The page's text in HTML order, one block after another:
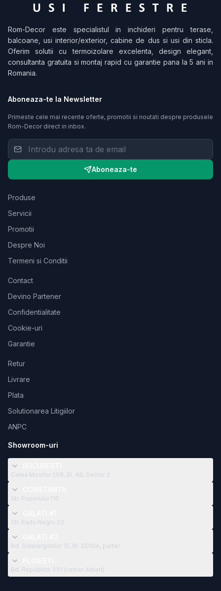
Rom-Decor este specialistul in inchideri pentru terase,
balcoane, usi interior/exterior, cabine de dus si usi din sticla.
Oferim solutii cu termoizolare excelenta, design elegant,
consultanta gratuita si montaj rapid cu garantie pana la 5 ani in
Romania.
Aboneaza-te la Newsletter
Primeste cele mai recente oferte, promotii si noutati despre produsele
Rom-Decordirect in inbox.
Aboneaza-te
Produse
Servicii
Promotii
Despre Noi
Termeni si Conditii
Contact
Devino Partener
Confidentialitate
Cookie-uri
Garantie
Retur
Livrare
Plata
Solutionarea Litigiilor
ANPC
Showroom-uri
Calea Mosilor 298, Bl. 48, Sector 2
Str. Poporului 110
Str. Radu Negru 23
Bd. Siderurgistilor 15, Bl. SD10A, parter
Bd. Republicii 331 (cartier Albert)